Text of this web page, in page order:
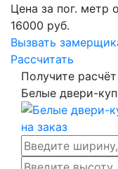
Цена за пог. метр
16000 руб.
Вызвать
Рассчитать
Получите
Белые двери-